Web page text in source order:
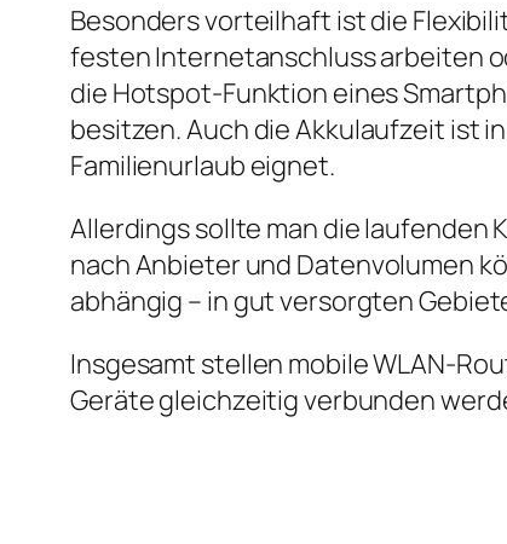
Besonders vorteilhaft ist die
festen Internetanschluss arbeiten
die Hotspot‑Funktion eines
besitzen. Auch die Akkulaufzeit ist
Familienurlaub eignet.
Allerdings sollte man die laufenden
nach Anbieter und Datenvolumen
abhängig – in gut versorgten
Insgesamt stellen mobile
Geräte gleichzeitig verbunden